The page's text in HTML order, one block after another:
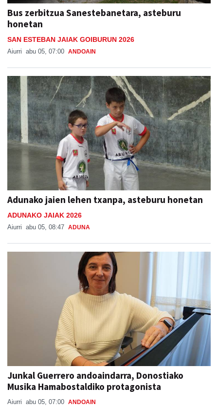
Bus zerbitzua Sanestebanetara, asteburu
honetan
SAN ESTEBAN JAIAK GOIBURUN 2026
Aiurri abu 05, 07:00 ANDOAIN
Adunako jaien lehen txanpa, asteburu honetan
ADUNAKO JAIAK 2026
Aiurri abu 05, 08:47 ADUNA
Junkal Guerrero andoaindarra, Donostiako
Musika Hamabostaldiko protagonista
Aiurri abu 05, 07:00 ANDOAIN